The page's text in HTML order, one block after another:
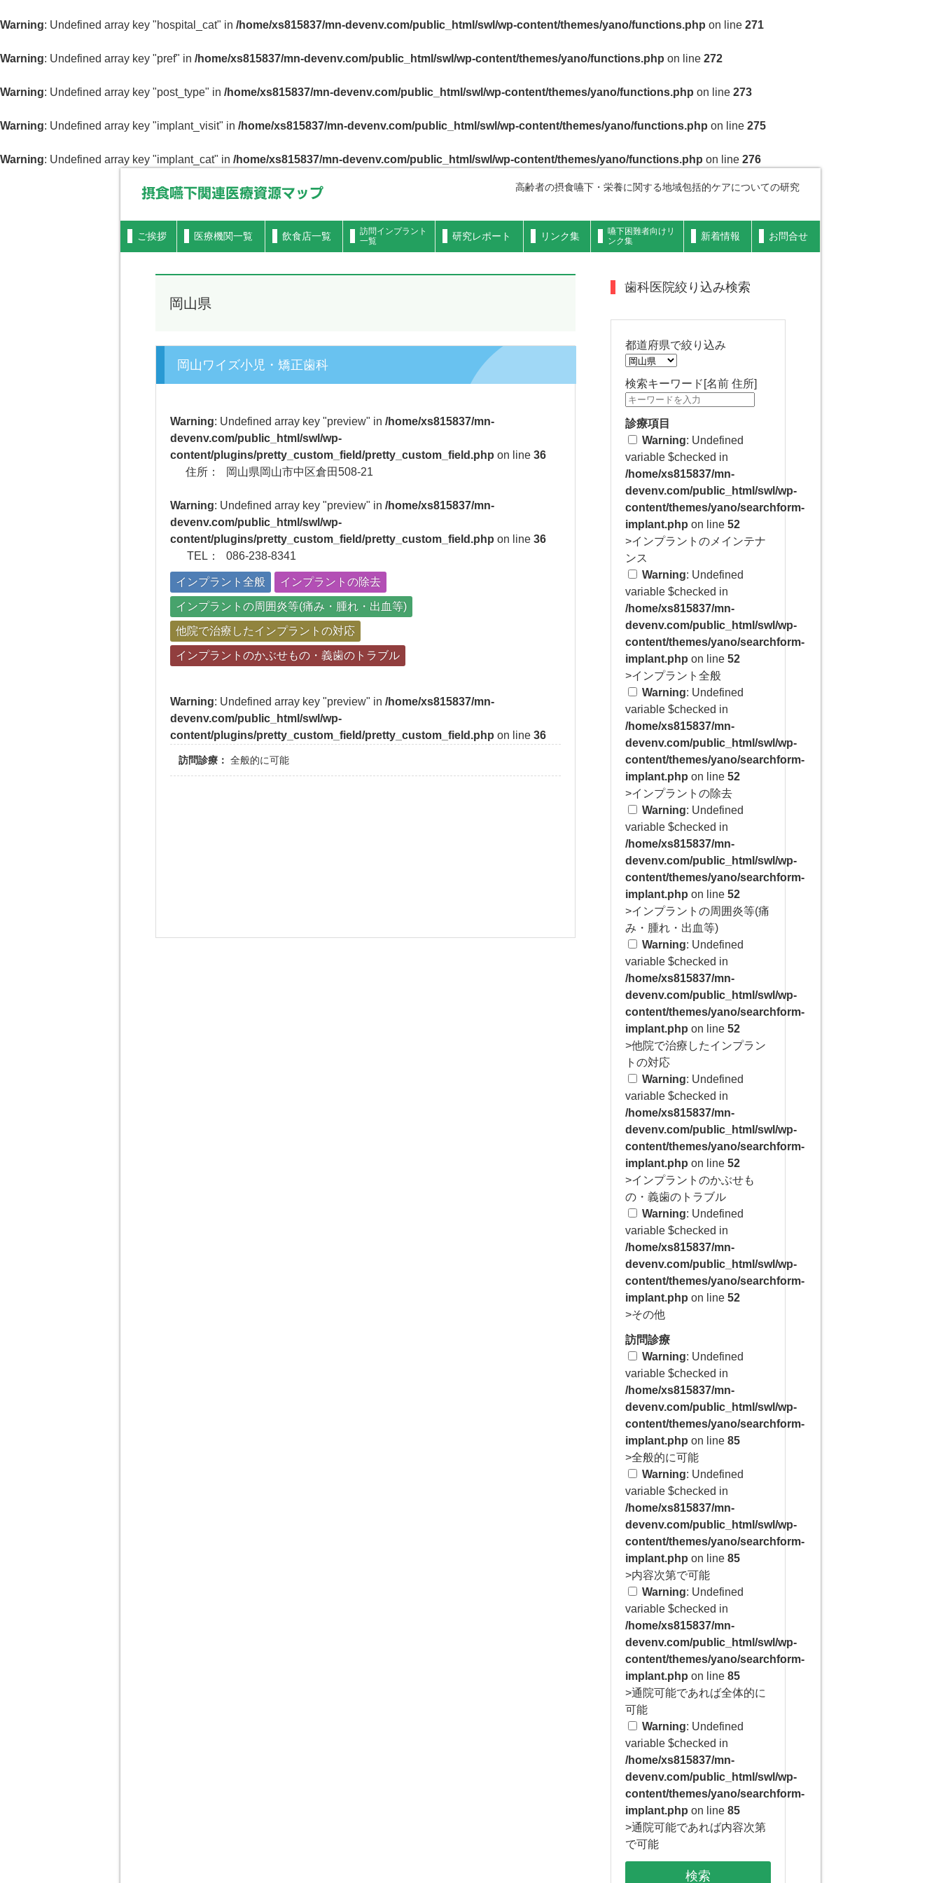
Warning: Undefined array key "hospital_cat" in /home/xs815837/mn-devenv.com/public_html/swl/wp-content/themes/yano/functions.php on line 271
Warning: Undefined array key "pref" in /home/xs815837/mn-devenv.com/public_html/swl/wp-content/themes/yano/functions.php on line 272
Warning: Undefined array key "post_type" in /home/xs815837/mn-devenv.com/public_html/swl/wp-content/themes/yano/functions.php on line 273
Warning: Undefined array key "implant_visit" in /home/xs815837/mn-devenv.com/public_html/swl/wp-content/themes/yano/functions.php on line 275
Warning: Undefined array key "implant_cat" in /home/xs815837/mn-devenv.com/public_html/swl/wp-content/themes/yano/functions.php on line 276
高齢者の摂食嚥下・栄養に関する地域包括的ケアについての研究
ご挨拶 医療機関一覧 飲食店一覧
訪問インプラント
一覧
研究レポート リンク集
嚥下困難者向けリ
ンク集
新着情報 お問合せ
岡山県
岡山ワイズ小児・矯正歯科
Warning: Undefined array key "preview" in /home/xs815837/mn-
devenv.com/public_html/swl/wp-
content/plugins/pretty_custom_field/pretty_custom_field.php on line 36
住所：
岡山県岡山市中区倉田508-21
Warning: Undefined array key "preview" in /home/xs815837/mn-
devenv.com/public_html/swl/wp-
content/plugins/pretty_custom_field/pretty_custom_field.php on line 36
TEL：
086-238-8341
インプラント全般 インプラントの除去
インプラントの周囲炎等(痛み・腫れ・出血等)
他院で治療したインプラントの対応
インプラントのかぶせもの・義歯のトラブル
Warning: Undefined array key "preview" in /home/xs815837/mn-
devenv.com/public_html/swl/wp-
content/plugins/pretty_custom_field/pretty_custom_field.php on line 36
訪問診療： 全般的に可能
歯科医院絞り込み検索
都道府県で絞り込み
検索キーワード[名前 住所]
診療項目
Warning: Undefined
variable $checked in
/home/xs815837/mn-
devenv.com/public_html/swl/wp-
content/themes/yano/searchform-
implant.php on line 52
>インプラントのメインテナ
ンス
Warning: Undefined
variable $checked in
/home/xs815837/mn-
devenv.com/public_html/swl/wp-
content/themes/yano/searchform-
implant.php on line 52
>インプラント全般
Warning: Undefined
variable $checked in
/home/xs815837/mn-
devenv.com/public_html/swl/wp-
content/themes/yano/searchform-
implant.php on line 52
>インプラントの除去
Warning: Undefined
variable $checked in
/home/xs815837/mn-
devenv.com/public_html/swl/wp-
content/themes/yano/searchform-
implant.php on line 52
>インプラントの周囲炎等(痛
み・腫れ・出血等)
Warning: Undefined
variable $checked in
/home/xs815837/mn-
devenv.com/public_html/swl/wp-
content/themes/yano/searchform-
implant.php on line 52
>他院で治療したインプラン
トの対応
Warning: Undefined
variable $checked in
/home/xs815837/mn-
devenv.com/public_html/swl/wp-
content/themes/yano/searchform-
implant.php on line 52
>インプラントのかぶせも
の・義歯のトラブル
Warning: Undefined
variable $checked in
/home/xs815837/mn-
devenv.com/public_html/swl/wp-
content/themes/yano/searchform-
implant.php on line 52
>その他
訪問診療
Warning: Undefined
variable $checked in
/home/xs815837/mn-
devenv.com/public_html/swl/wp-
content/themes/yano/searchform-
implant.php on line 85
>全般的に可能
Warning: Undefined
variable $checked in
/home/xs815837/mn-
devenv.com/public_html/swl/wp-
content/themes/yano/searchform-
implant.php on line 85
>内容次第で可能
Warning: Undefined
variable $checked in
/home/xs815837/mn-
devenv.com/public_html/swl/wp-
content/themes/yano/searchform-
implant.php on line 85
>通院可能であれば全体的に
可能
Warning: Undefined
variable $checked in
/home/xs815837/mn-
devenv.com/public_html/swl/wp-
content/themes/yano/searchform-
implant.php on line 85
>通院可能であれば内容次第
で可能